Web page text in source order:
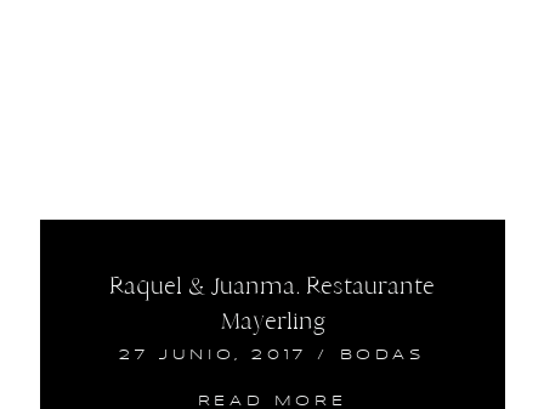
Raquel & Juanma. Restaurante
Mayerling
27 JUNIO, 2017 / BODAS
READ MORE